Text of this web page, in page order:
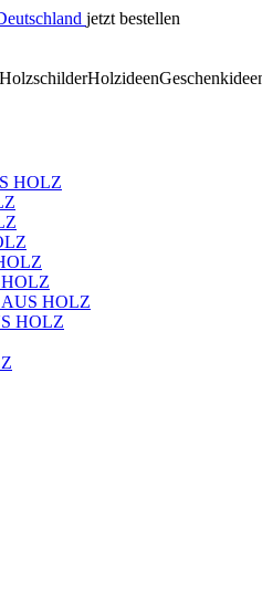
jetzt bestellen
HolzschilderHolzideen
HOLZ
HOLZ
HOLZ